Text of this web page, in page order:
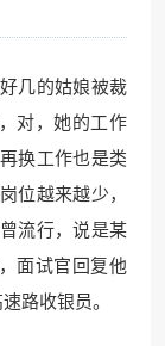
几的姑娘被裁
对，她的工作
换工作也是类
位越来越少，
流行，说是某
面试官回复他
路收银员。